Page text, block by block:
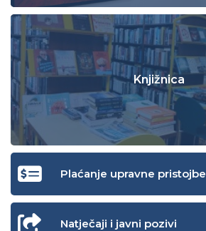
Knjižnica
Plaćanje upravne pristojbe
Natječaji i javni pozivi